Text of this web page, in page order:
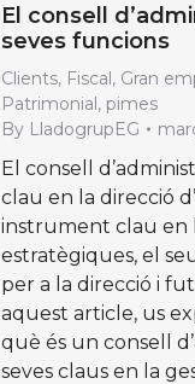
El consell
seves funcions
Clients, Fiscal, Gran
Patrimonial, pimes
By LladogrupEG
El consell
clau en la direcció
instrument clau en
estratègiques, el
per a la direcció i
aquest article, us
què és un consell
seves claus en la